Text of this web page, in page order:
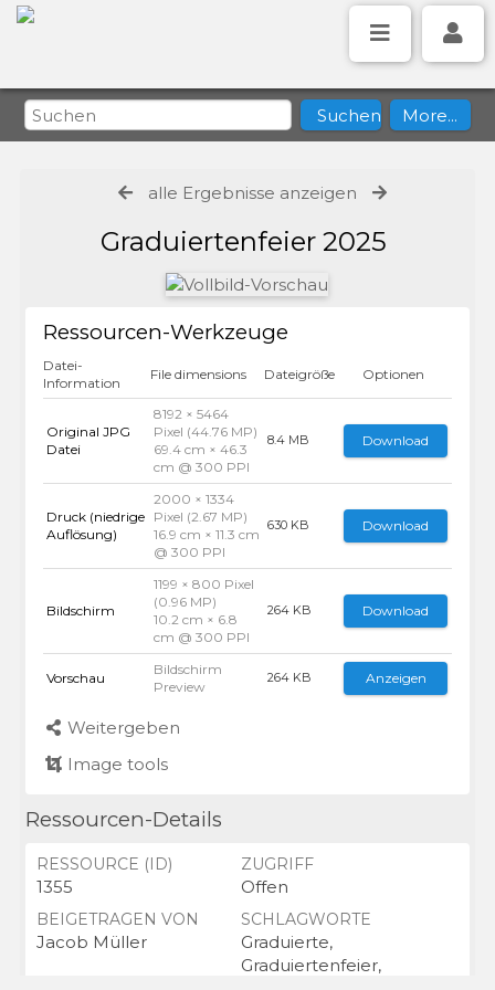
alle Ergebnisse anzeigen
Graduiertenfeier 2025
Ressourcen-Werkzeuge
Datei-
Information
File dimensions Dateigröße Optionen
Original JPG
Datei
8192 × 5464
Pixel (44.76 MP)
69.4 cm × 46.3
cm @ 300 PPI
8.4 MB Download
Druck (niedrige
Auflösung)
2000 × 1334
Pixel (2.67 MP)
16.9 cm × 11.3 cm
@ 300 PPI
630 KB Download
Bildschirm
1199 × 800 Pixel
(0.96 MP)
10.2 cm × 6.8
cm @ 300 PPI
264 KB Download
Vorschau
Bildschirm
Preview
264 KB Anzeigen
Weitergeben
Image tools
Ressourcen-Details
RESSOURCE (ID)
1355
ZUGRIFF
Offen
BEIGETRAGEN VON
Jacob Müller
SCHLAGWORTE
Graduierte,
Graduiertenfeier,